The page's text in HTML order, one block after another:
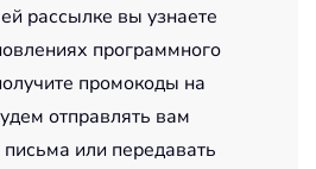
рассылке вы узнаете
программного
промокоды на
отправлять вам
или передавать